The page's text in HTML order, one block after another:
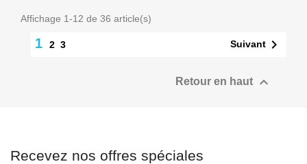
Affichage 1-12 de 36 article(s)
1 2 3 Suivant 
Retour en haut 
Recevez nos offres spéciales